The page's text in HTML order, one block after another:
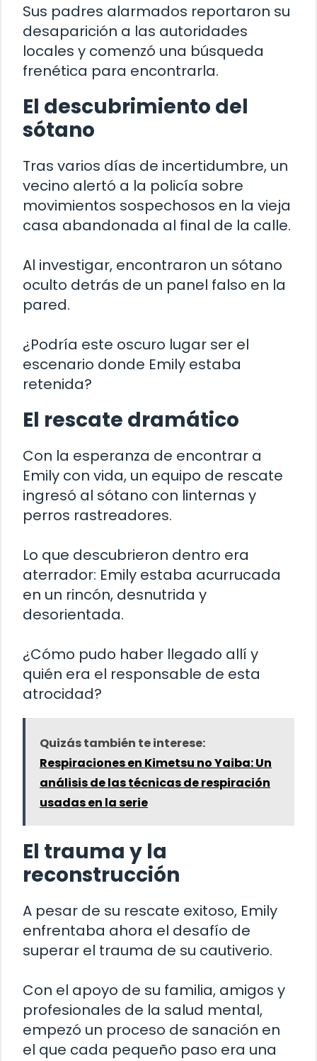
Sus padres alarmados reportaron su
desaparición a las autoridades
locales y comenzó una búsqueda
frenética para encontrarla.
El descubrimiento del
sótano
Tras varios días de incertidumbre, un
vecino alertó a la policía sobre
movimientos sospechosos en la vieja
casa abandonada al final de la calle.
Al investigar, encontraron un sótano
oculto detrás de un panel falso en la
pared.
¿Podría este oscuro lugar ser el
escenario donde Emily estaba
retenida?
El rescate dramático
Con la esperanza de encontrar a
Emily con vida, un equipo de rescate
ingresó al sótano con linternas y
perros rastreadores.
Lo que descubrieron dentro era
aterrador: Emily estaba acurrucada
en un rincón, desnutrida y
desorientada.
¿Cómo pudo haber llegado allí y
quién era el responsable de esta
atrocidad?
Quizás también te interese:
Respiraciones en Kimetsu no Yaiba: Un
análisis de las técnicas de respiración
usadas en la serie
El trauma y la
reconstrucción
A pesar de su rescate exitoso, Emily
enfrentaba ahora el desafío de
superar el trauma de su cautiverio.
Con el apoyo de su familia, amigos y
profesionales de la salud mental,
empezó un proceso de sanación en
el que cada pequeño paso era una